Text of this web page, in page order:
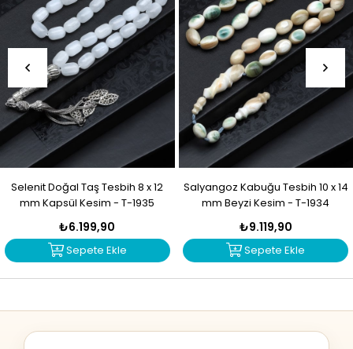
Selenit Doğal Taş Tesbih 8 x 12
mm Kapsül Kesim - T-1935
₺6.199,90
Sepete Ekle
Salyangoz Kabuğu Tesbih 10 x 14
mm Beyzi Kesim - T-1934
₺9.119,90
Sepete Ekle